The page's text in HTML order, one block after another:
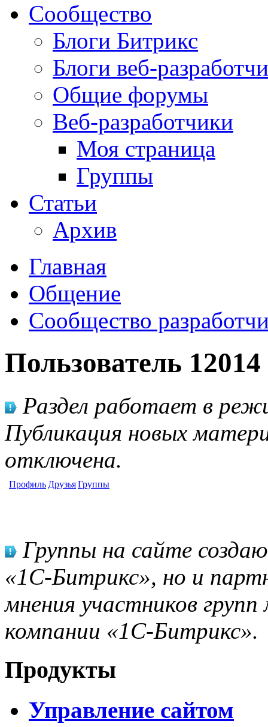
Сообщество
Блоги Битрикс
Блоги веб-
Общие форумы
Веб-разработчики
Моя страница
Группы
Статьи
Архив
Главная
Общение
Сообщество
Пользователь 12014
Раздел работает в
Публикация новых
отключена.
Профиль ДрузьяГруппы
Группы на сайте
«1С-Битрикс», но и
мнения участников
компании «1С-Битрикс».
Продукты
Управление сайтом